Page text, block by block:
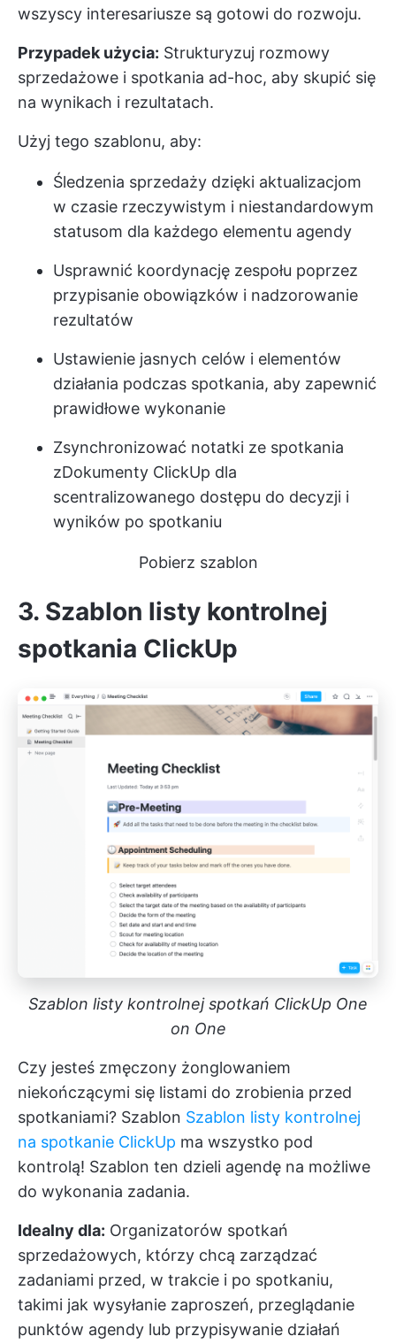
wszyscy interesariusze są gotowi do rozwoju.
Przypadek użycia: Strukturyzuj rozmowy
sprzedażowe i spotkania ad-hoc, aby skupić się
na wynikach i rezultatach.
Użyj tego szablonu, aby:
Śledzenia sprzedaży dzięki aktualizacjom
w czasie rzeczywistym i niestandardowym
statusom dla każdego elementu agendy
Usprawnić koordynację zespołu poprzez
przypisanie obowiązków i nadzorowanie
rezultatów
Ustawienie jasnych celów i elementów
działania podczas spotkania, aby zapewnić
prawidłowe wykonanie
Zsynchronizować notatki ze spotkania
zDokumenty ClickUp dla
scentralizowanego dostępu do decyzji i
wyników po spotkaniu
Pobierz szablon
3. Szablon listy kontrolnej
spotkania ClickUp
Szablon listy kontrolnej spotkań ClickUp One
on One
Czy jesteś zmęczony żonglowaniem
niekończącymi się listami do zrobienia przed
spotkaniami? Szablon Szablon listy kontrolnej
na spotkanie ClickUp ma wszystko pod
kontrolą! Szablon ten dzieli agendę na możliwe
do wykonania zadania.
Idealny dla: Organizatorów spotkań
sprzedażowych, którzy chcą zarządzać
zadaniami przed, w trakcie i po spotkaniu,
takimi jak wysyłanie zaproszeń, przeglądanie
punktów agendy lub przypisywanie działań